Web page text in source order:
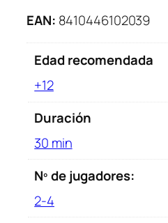
EAN: 8410446102039
Edad recomendada
+12
Duración
30 min
Nº de jugadores:
2-4